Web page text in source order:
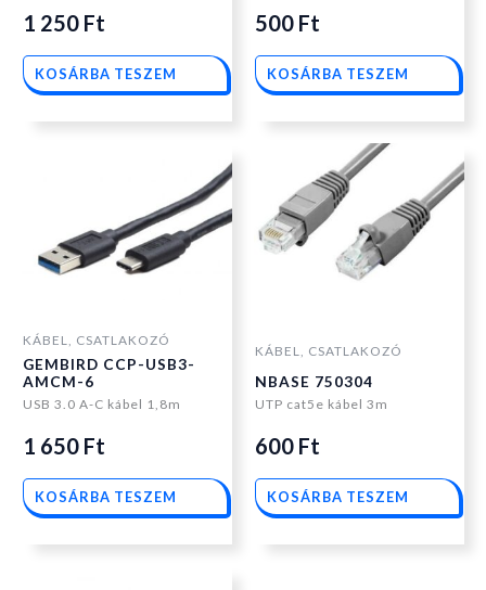
1 250 Ft
KOSÁRBA TESZEM
500 Ft
KOSÁRBA TESZEM
KÁBEL, CSATLAKOZÓ
GEMBIRD CCP-USB3-
AMCM-6
USB 3.0 A-C kábel 1,8m
1 650 Ft
KOSÁRBA TESZEM
KÁBEL, CSATLAKOZÓ
NBASE 750304
UTP cat5e kábel 3m
600 Ft
KOSÁRBA TESZEM